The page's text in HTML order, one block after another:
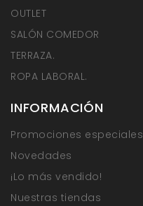
OUTLET
SALÓN COMEDOR
TERRAZA.
ROPA LABORAL.
INFORMACIÓN
Promociones especiales
Novedades
¡Lo más vendido!
Nuestras tiendas